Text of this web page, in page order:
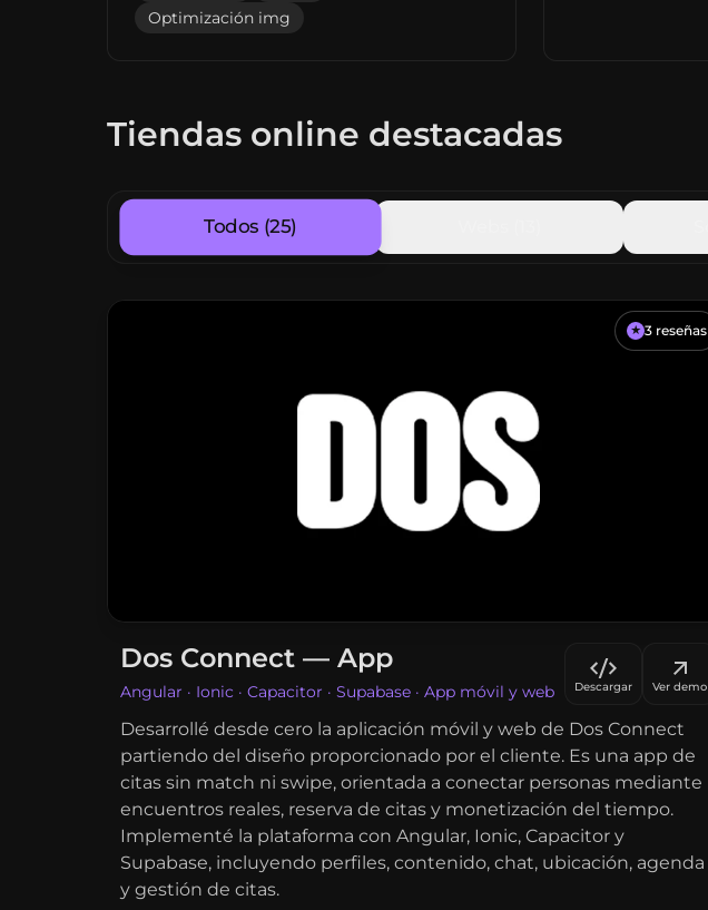
Optimización img
Tiendas online destacadas
Todos (25)
★ 3 reseñas
Dos Connect — App
Angular · Ionic · Capacitor · Supabase · App móvil y web Descargar Ver demo
Desarrollé desde cero la aplicación móvil y web de Dos Connect
partiendo del diseño proporcionado por el cliente. Es una app de
citas sin match ni swipe, orientada a conectar personas mediante
encuentros reales, reserva de citas y monetización del tiempo.
Implementé la plataforma con Angular, Ionic, Capacitor y
Supabase, incluyendo perfiles, contenido, chat, ubicación, agenda
y gestión de citas.